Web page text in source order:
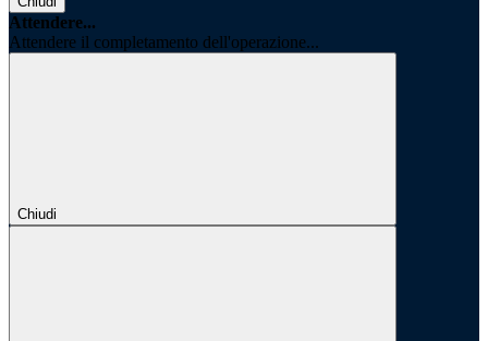
Attendere...
Attendere il completamento dell'operazione...
Chiudi